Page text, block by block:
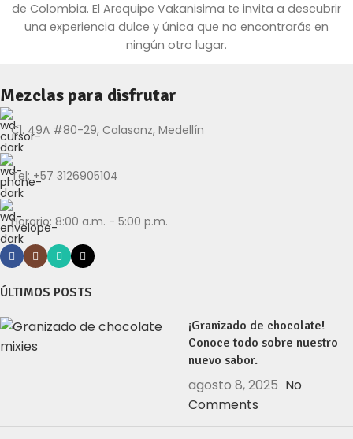
de Colombia. El Arequipe Vakanisima te invita a descubrir
una experiencia dulce y única que no encontrarás en
ningún otro lugar.
Mezclas para disfrutar
Cl. 49A #80-29, Calasanz, Medellín
Tel: +57 3126905104
Horario: 8:00 a.m. - 5:00 p.m.
ÚLTIMOS POSTS
¡Granizado de chocolate!
Conoce todo sobre nuestro
nuevo sabor.
agosto 8, 2025 No
Comments